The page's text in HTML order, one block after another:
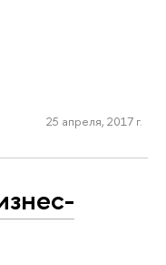
25 апреля, 2017 г.